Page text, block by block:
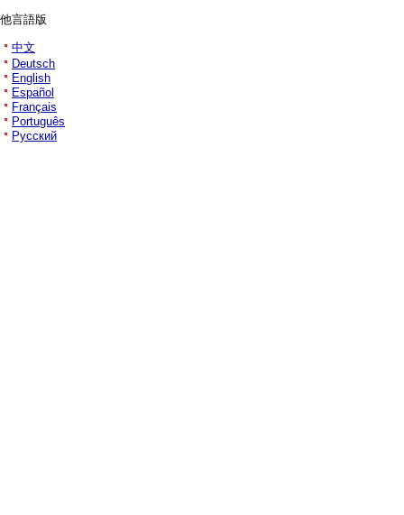
他言語版
中文
Deutsch
English
Español
Français
Português
Русский